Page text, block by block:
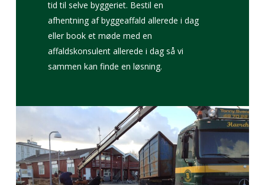
tid til selve byggeriet. Bestil en
afhentning af byggeaffald allerede i dag
eller book et møde med en
affaldskonsulent allerede i dag så vi
sammen kan finde en løsning.